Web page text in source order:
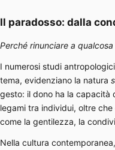
Il paradosso: dalla
Perché rinunciare a
I numerosi studi
tema, evidenziano la natura
gesto: il dono ha la capacità
legami tra individui, oltre
come la gentilezza, la
Nella cultura